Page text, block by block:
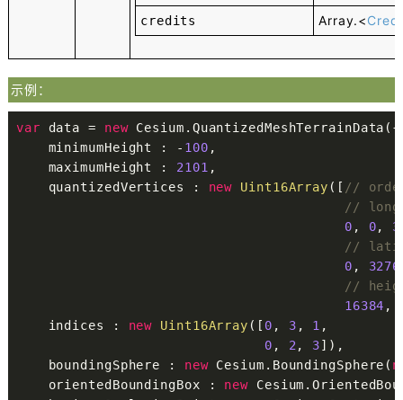
credits Array.<
示例：
var data = new Cesium.QuantizedMeshTerrainData({
    minimumHeight : -
100 ,
    maximumHeight :
2101 ,
    quantizedVertices :
new Uint16Array ([ // order
//
0 , 0,
//
0 ,
//
16384 ,
    indices :
new Uint16Array ([ 0 , 3 , 1 ,
0 , 2 , 3]),
    boundingSphere :
new Cesium.BoundingSphere(
    orientedBoundingBox :
new